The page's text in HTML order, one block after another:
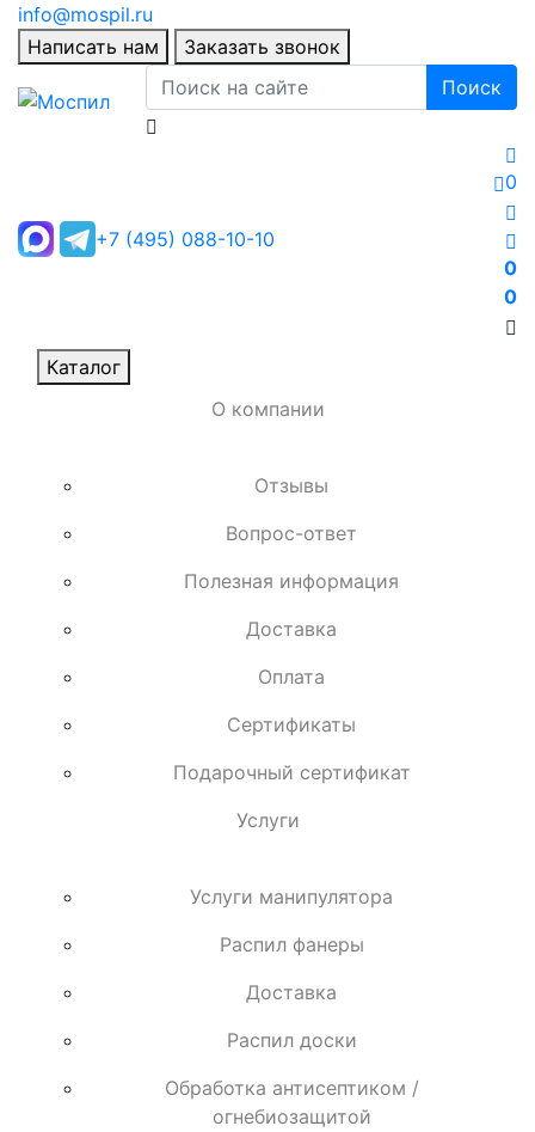
info@mospil.ru
Написать нам
Заказать звонок
Поиск
+7 (495) 088-10-10
0
0
0
Каталог
О компании
Отзывы
Вопрос-ответ
Полезная информация
Доставка
Оплата
Сертификаты
Подарочный сертификат
Услуги
Услуги манипулятора
Распил фанеры
Доставка
Распил доски
Обработка антисептиком /
огнебиозащитой